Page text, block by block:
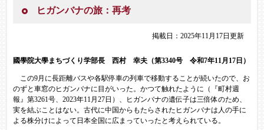
ヒガンバナの旅：再考
掲載日：2025年11月17日更新
國學院大學まちづくり学部長​ 西村 幸夫（第3340号 令和7年11月17日）
この9月に長距離バスや各駅停車の列車で移動することが続いたので、お
のずと車窓のヒガンバナに目がいった。かつて触れたように（『町村週
報』第3261号、2023年11月27日）、ヒガンバナの遺伝子は三倍体のため、
実を結ぶことはない。古代に中国からもたらされたヒガンバナは人の手に
よる株分けによって日本全国に広まっていったと考えられている。